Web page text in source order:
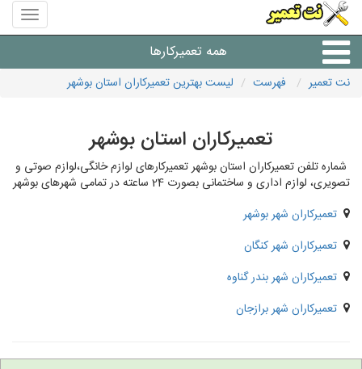
منوی
سایت
تعمیر
همه تعمیرکارها
نت تعمیر فهرست لیست بهترین تعمیرکاران استان بوشهر
تعمیرکاران استان بوشهر
شماره تلفن تعمیرکاران استان بوشهر تعمیرکارهای لوازم خانگی،لوازم صوتی و
تصویری، لوازم اداری و ساختمانی بصورت 24 ساعته در تمامی شهرهای بوشهر
تعمیرکاران شهر بوشهر
تعمیرکاران شهر کنگان
تعمیرکاران شهر بندر گناوه
تعمیرکاران شهر برازجان